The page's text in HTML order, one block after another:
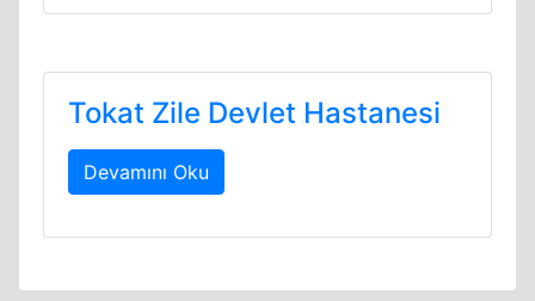
Tokat Zile Devlet Hastanesi
Devamını Oku